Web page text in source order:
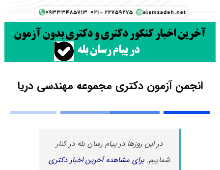
انجمن آزمون دکتری مجموعه مهندسی دریا
در این روزها در پیام رسان بله در کنار
شماییم.برای مشاهده آخرین اخبار دکتری